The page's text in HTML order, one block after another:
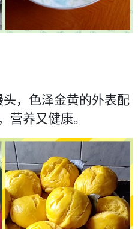
，色泽金黄的外表配
营养又健康。